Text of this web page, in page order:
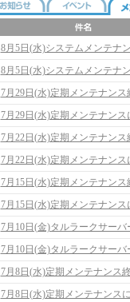
8月5日(水)システムメンテナ
8月5日(水)システムメンテナ
7月29日(水)定期メンテナン
7月29日(水)定期メンテナンス
7月22日(水)定期メンテナン
7月22日(水)定期メンテナンス
7月15日(水)定期メンテナン
7月15日(水)定期メンテナンス
7月10日(金)タルラークサー
7月10日(金)タルラークサー
7月8日(水)定期メンテナンス
7月8日(水)定期メンテナンス